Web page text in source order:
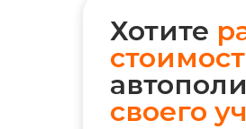
Хотите
своего